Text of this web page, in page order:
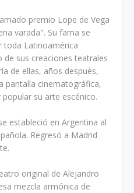
premio Lope de Vega
varada". Su fama se
toda Latinoamérica
sus creaciones teatrales
de ellas, años después,
pantalla cinematográfica,
su arte escénico.
estableció en Argentina al
Regresó a Madrid
original de Alejandro
mezcla armónica de